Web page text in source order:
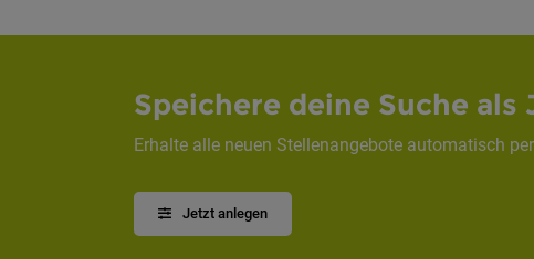
Speichere deine Suche als
Erhalte alle neuen Stellenangebote automatisch
Jetzt anlegen